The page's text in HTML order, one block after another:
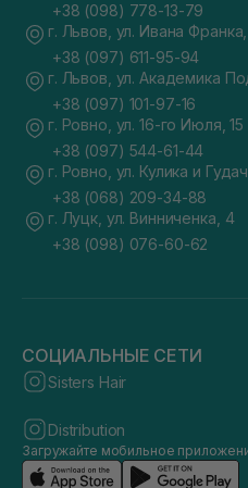
+38 (098) 778-13-79
г. Львов, ул. Ивана
+38 (097) 611-95-94
г. Львов, ул. Академика
+38 (097) 101-97-16
г. Ровно, ул. 16-го Июля, 15
+38 (097) 544-61-44
г. Ровно, ул. Кулика и
+38 (068) 209-34-88
г. Луцк, ул. Винниченка, 4
+38 (098) 076-60-62
СОЦИАЛЬНЫЕ СЕТИ
Sisters Hair
Distribution
Загружайте мобильное